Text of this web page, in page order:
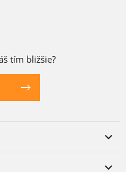
tím bližšie?